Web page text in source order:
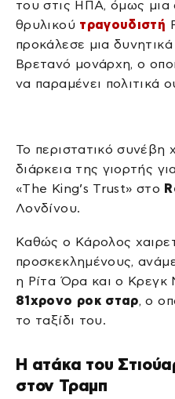
του στις ΗΠΑ, όμως
θρυλικού τραγουδιστή
προκάλεσε μια
Βρετανό μονάρχη, ο
να παραμένει πολιτικά
Το περιστατικό συνέβη
διάρκεια της γιορτής
«The King’s Trust» στο
Λονδίνου.
Καθώς ο Κάρολος
προσκεκλημένους,
η Ρίτα Όρα και ο Κρεγκ
81χρονο ροκ σταρ, ο
το ταξίδι του.
Η ατάκα του
στον Τραμπ